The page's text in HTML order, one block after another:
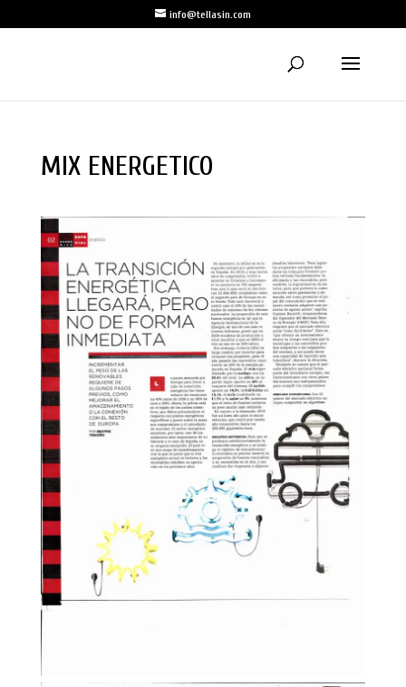
info@tellasin.com
MIX ENERGETICO